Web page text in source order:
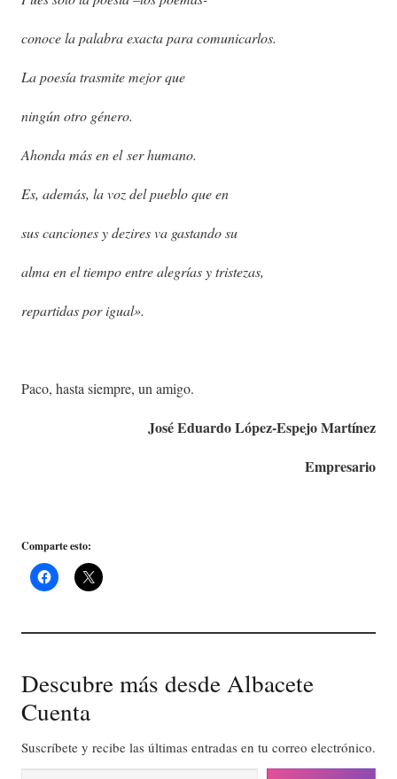
conoce la palabra exacta para comunicarlos.
La poesía trasmite mejor que
ningún otro género.
Ahonda más en elser humano.
Es, además, la voz del pueblo que en
sus canciones y dezires va gastando su
alma en el tiempo entre alegrías y tristezas,
repartidas por igual».
Paco, hasta siempre, un amigo.
José Eduardo López-Espejo Martínez
Empresario
Comparte esto:
Descubre más desde Albacete
Cuenta
Suscríbete y recibe las últimas entradas en tu correo electrónico.
Escribe tu correo electrónico…